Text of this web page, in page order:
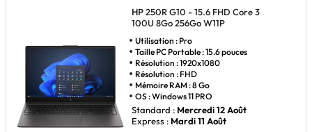
HP250R G10 - 15.6 FHD Core 3
100U 8Go 256Go W11P
Utilisation : Pro
Taille PC Portable : 15.6 pouces
Résolution : 1920x1080
Résolution : FHD
Mémoire RAM : 8 Go
OS : Windows 11 PRO
Standard : Mercredi 12 Août
Express : Mardi 11 Août